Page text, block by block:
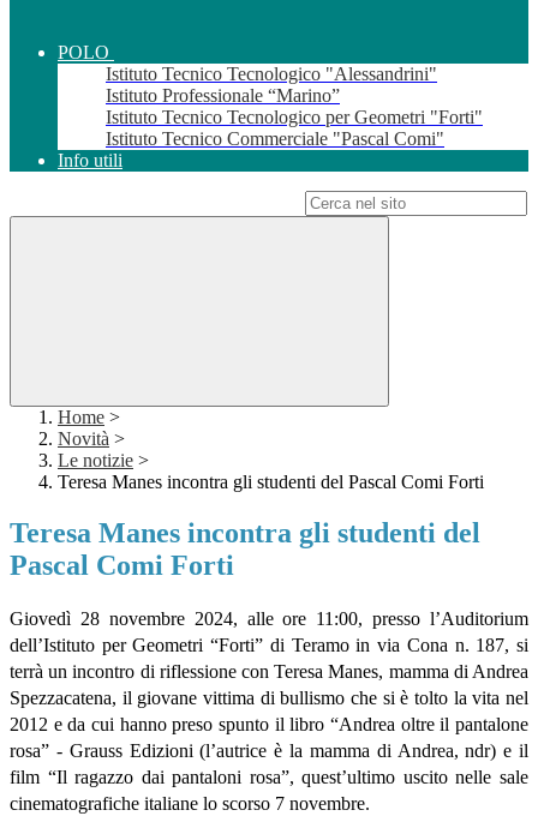
POLO
Istituto Tecnico Tecnologico "Alessandrini"
Istituto Professionale “Marino”
Istituto Tecnico Tecnologico per Geometri "Forti"
Istituto Tecnico Commerciale "Pascal Comi"
Info utili
Home >
Novità >
Le notizie >
Teresa Manes incontra gli studenti del Pascal Comi Forti
Teresa Manes incontra gli studenti del
Pascal Comi Forti
Giovedì 28 novembre 2024, alle ore 11:00, presso l’Auditorium
dell’Istituto per Geometri “Forti” di Teramo in via Cona n. 187, si
terrà un incontro di riflessione con Teresa Manes, mamma di Andrea
Spezzacatena, il giovane vittima di bullismo che si è tolto la vita nel
2012 e da cui hanno preso spunto il libro “Andrea oltre il pantalone
rosa” - Grauss Edizioni (l’autrice è la mamma di Andrea, ndr) e il
film “Il ragazzo dai pantaloni rosa”, quest’ultimo uscito nelle sale
cinematografiche italiane lo scorso 7 novembre.